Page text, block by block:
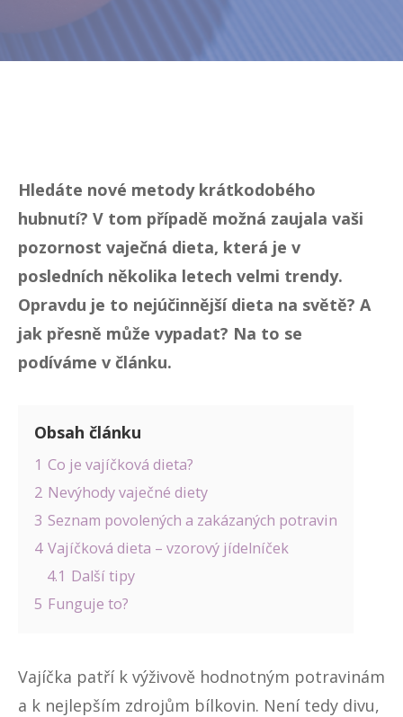
Hledáte nové metody krátkodobého
hubnutí? V tom případě možná zaujala vaši
pozornost vaječná dieta, která je v
posledních několika letech velmi trendy.
Opravdu je to nejúčinnější dieta na světě? A
jak přesně může vypadat? Na to se
podíváme v článku.
Obsah článku
1 Co je vajíčková dieta?
2 Nevýhody vaječné diety
3 Seznam povolených a zakázaných potravin
4 Vajíčková dieta – vzorový jídelníček
4.1 Další tipy
5 Funguje to?
Vajíčka patří k výživově hodnotným potravinám
a k nejlepším zdrojům bílkovin. Není tedy divu,